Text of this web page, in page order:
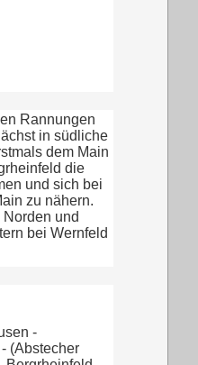
Rannungen
in südliche
dem Main
die
und sich bei
zu nähern.
und
bei Wernfeld
-
(Abstecher